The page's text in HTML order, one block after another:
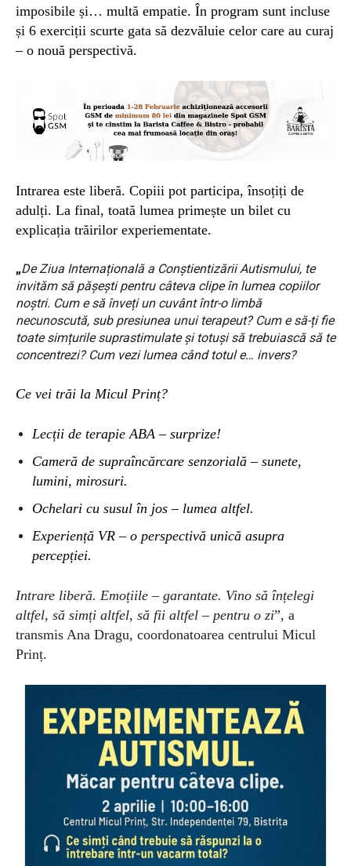
imposibile și… multă empatie. În program sunt incluse
și 6 exerciții scurte gata să dezvăluie celor care au curaj
– o nouă perspectivă.
Intrarea este liberă. Copiii pot participa, însoțiți de
adulți. La final, toată lumea primește un bilet cu
explicația trăirilor experiementate.
„De Ziua Internațională a Conștientizării Autismului, te
invităm să pășești pentru câteva clipe în lumea copiilor
noștri. Cum e să înveți un cuvânt într-o limbă
necunoscută, sub presiunea unui terapeut? Cum e să-ți fie
toate simțurile suprastimulate și totuși să trebuiască să te
concentrezi? Cum vezi lumea când totul e… invers?
Ce vei trăi la Micul Prinț?
Lecții de terapie ABA – surprize!
Cameră de supraîncărcare senzorială – sunete,
lumini, mirosuri.
Ochelari cu susul în jos – lumea altfel.
Experiență VR – o perspectivă unică asupra
percepției.
Intrare liberă. Emoțiile – garantate. Vino să înțelegi
altfel, să simți altfel, să fii altfel – pentru o zi”, a
transmis Ana Dragu, coordonatoarea centrului Micul
Prinț.